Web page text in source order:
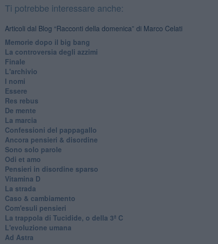
Ti potrebbe interessare anche:
Articoli dal Blog “Racconti della domenica” di Marco Celati
Memorie dopo il big bang
La controversia degli azzimi
Finale
L'archivio
I nomi
Essere
Res rebus
De mente
La marcia
Confessioni del pappagallo
Ancora pensieri & disordine
Sono solo parole
Odi et amo
Pensieri in disordine sparso
Vitamina D
La strada
Caso & cambiamento
Com'esuli pensieri
La trappola di Tucidide, o della 3ª C
L'evoluzione umana
Ad Astra